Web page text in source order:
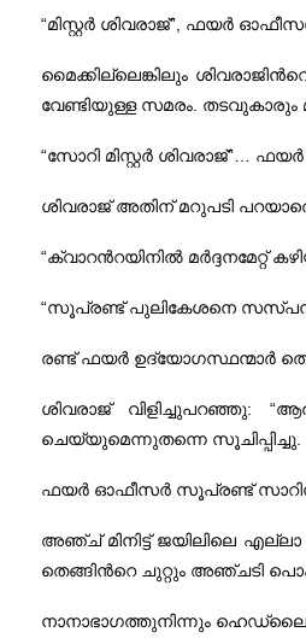
“മിസ്റ്റര്‍ ശിവരാജ്‌”, ഫയര്‍
മൈക്കില്ലെങ്കിലും
വേണ്ടിയുള്ള സമരം.
“സോറി മിസ്റ്റര്‍
ശിവരാജ്‌ അതിന്‌ മറുപടി
“ക്വാറന്‍റയിനില്‍ മര്‍ദ്ദനമേറ്റ്‌
“സൂപ്രണ്ട്‌ പുലികേശനെ
രണ്ട്‌ ഫയര്‍ ഉദ്യോഗസ്ഥന്മാര്‍
ശിവരാജ്‌ വിളിച്ചുപറഞ്ഞു:
ചെയ്യുമെന്നുതന്നെ സൂചിപ്പിച്ചു.
ഫയര്‍ ഓഫീസര്‍ സൂപ്രണ്ട്‌
അഞ്ച്‌ മിനിട്ട്‌ ജയിലിലെ
തെങ്ങിന്‍റെ ചുറ്റും അഞ്ചടി
നാനാഭാഗത്തുനിന്നും